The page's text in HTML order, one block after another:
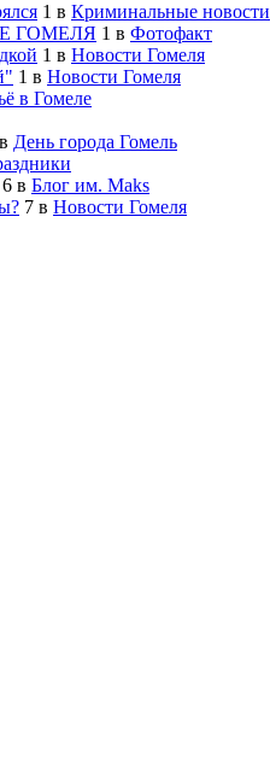
1 в Криминальные новости
ГОМЕЛЯ 1 в Фотофакт
1 в Новости Гомеля
1 в Новости Гомеля
в Гомеле
в День города Гомель
6 в Блог им. Maks
7 в Новости Гомеля